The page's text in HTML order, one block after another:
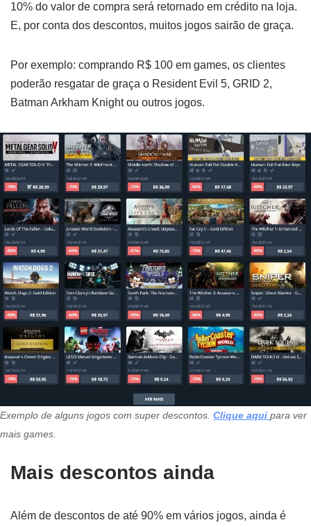
10% do valor de compra será retornado em crédito na loja.
E, por conta dos descontos, muitos jogos sairão de graça.
Por exemplo: comprando R$ 100 em games, os clientes
poderão resgatar de graça o Resident Evil 5, GRID 2,
Batman Arkham Knight ou outros jogos.
Exemplo de alguns jogos com super descontos. Clique aqui para ver
mais games
Mais descontos ainda
Além de descontos de até 90% em vários jogos, ainda é